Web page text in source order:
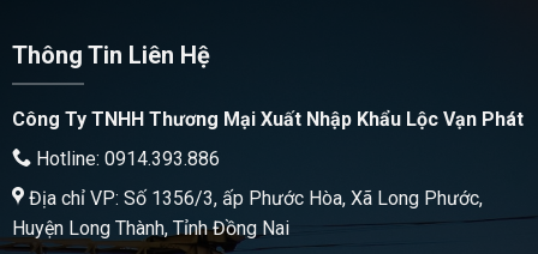
Thông Tin Liên Hệ
Công Ty TNHH Thương Mại Xuất Nhập Khẩu Lộc Vạn Phát
Hotline: 0914.393.886
Địa chỉ VP: Số 1356/3, ấp Phước Hòa, Xã Long Phước,
Huyện Long Thành, Tỉnh Đồng Nai